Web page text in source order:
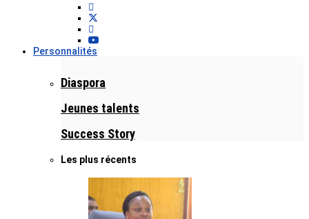
Personnalités
Diaspora
Jeunes talents
Success Story
Les plus récents